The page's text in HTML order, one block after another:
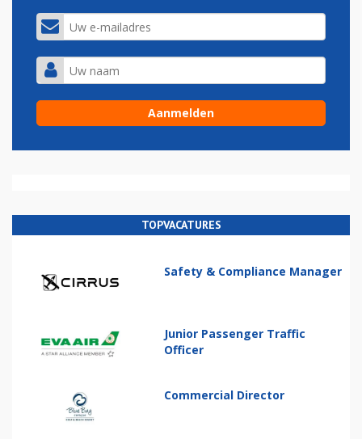
TOPVACATURES
Safety & Compliance Manager
Junior Passenger Traffic
Officer
Commercial Director